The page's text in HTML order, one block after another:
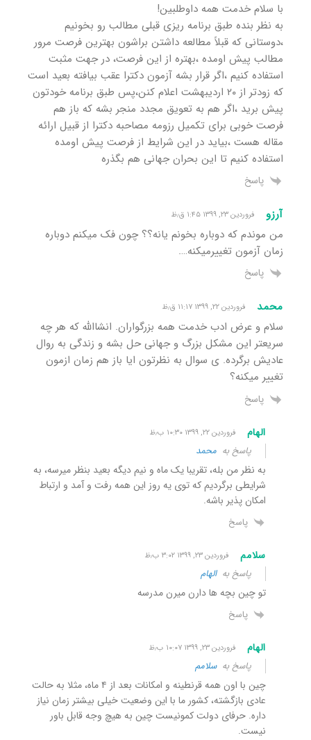
با سلام خدمت همه داوطلبین!
به نظر بنده طبق برنامه ریزی قبلی مطالب رو بخونیم
،دوستانی که قبلاً مطالعه داشتن براشون بهترین فرصت مرور
مطالب پیش اومده ،بهتره از این فرصت، در جهت مثبت
استفاده کنیم ،اگر قرار بشه آزمون دکترا عقب بیافته بعید است
که زودتر از ۲۰ اردیبهشت اعلام کنن،پس طبق برنامه خودتون
پیش برید ،اگر هم به تعویق مجدد منجر بشه که باز هم
فرصت خوبی برای تکمیل رزومه مصاحبه دکترا از قبیل ارائه
مقاله هست ،بیاید در این شرایط از فرصت پیش اومده
استفاده کنیم تا این بحران جهانی هم بگذره
پاسخ
آرزو فروردین ۲۳, ۱۳۹۹ ۱:۴۵ ق٫ظ
من موندم که دوباره بخونم یانه؟؟ چون فک میکنم دوباره
زمان آزمون تغییرمیکنه….
پاسخ
محمد فروردین ۲۲, ۱۳۹۹ ۱۱:۱۷ ق٫ظ
سلام و عرض ادب خدمت همه بزرگواران. انشاالله که هر چه
سریعتر این مشکل بزرگ و جهانی حل بشه و زندگی به روال
عادیش برگرده. ی سوال به نظرتون ایا باز هم زمان ازمون
تغییر میکنه؟
پاسخ
الهام فروردین ۲۲, ۱۳۹۹ ۱۰:۳۰ ب٫ظ
پاسخ به محمد
به نظر من بله، تقریبا یک ماه و نیم دیگه بعید بنظر میرسه، به
شرایطی برگردیم که توی یه روز این همه رفت و آمد و ارتباط
امکان پذیر باشه.
پاسخ
سلامم فروردین ۲۳, ۱۳۹۹ ۳:۰۲ ب٫ظ
پاسخ بهالهام
تو چین بچه ها دارن میرن مدرسه
پاسخ
الهام فروردین ۲۳, ۱۳۹۹ ۱۰:۰۷ ب٫ظ
پاسخ بهسلامم
چین با اون همه قرنطینه و امکانات بعد از ۴ ماه، مثلا به حالت
عادی بازگشته، کشور ما با این وضعیت خیلی بیشتر زمان نیاز
داره. حرفای دولت کمونیست چین به هیچ وجه قابل باور
نیست.